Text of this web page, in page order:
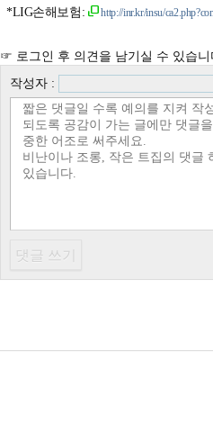
*LIG손해보험: http://inr.kr/insu/
☞ 로그인 후 의견을 남기실 수 있습니
작성자 :